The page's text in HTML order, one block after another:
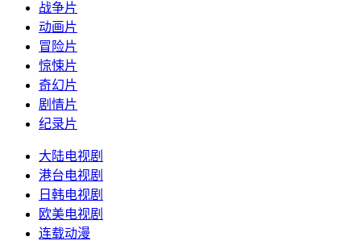
战争片
动画片
冒险片
惊悚片
奇幻片
剧情片
纪录片
大陆电视剧
港台电视剧
日韩电视剧
欧美电视剧
连载动漫